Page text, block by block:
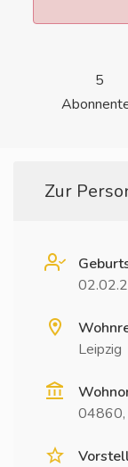
5
Zur
Leipzig
04860,